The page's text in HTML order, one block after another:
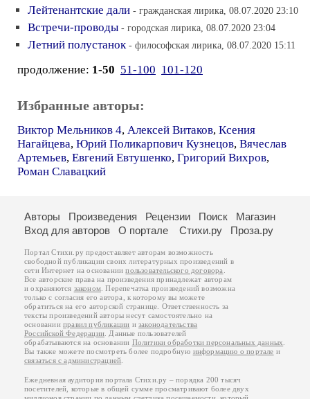
Лейтенантские дали - гражданская лирика, 08.07.2020 23:10
Встречи-проводы - городская лирика, 08.07.2020 23:04
Летний полустанок - философская лирика, 08.07.2020 15:11
продолжение: 1-50 51-100 101-120
Избранные авторы:
Виктор Мельников 4, Алексей Витаков, Ксения
Нагайцева, Юрий Поликарпович Кузнецов, Вячеслав
Артемьев, Евгений Евтушенко, Григорий Вихров,
Роман Славацкий
Авторы Произведения Рецензии Поиск
Магазин
Вход для авторов
О портале Стихи.ру Проза.ру
Портал Стихи.ру предоставляет авторам возможность
свободной публикации своих литературных произведений в
сети Интернет на основаниипользовательского договора
Все авторские права на произведения принадлежат авторам
и охраняются законом . Перепечатка произведений возможна
только с согласия его автора, к которому вы можете
обратиться на его авторской странице. Ответственность за
тексты произведений авторы несут самостоятельно на
основанииправил публикации изаконодательства
Российской Федерации . Данные пользователей
обрабатываются на основании Политики обработки персональных данных
Вы также можете посмотреть более подробную информацию о портале и
связаться с администрацией
Ежедневная аудитория портала Стихи.ру – порядка 200 тысяч
посетителей, которые в общей сумме просматривают более двух